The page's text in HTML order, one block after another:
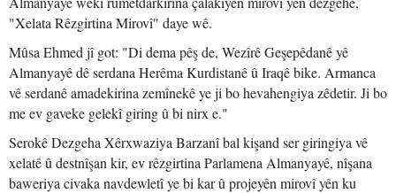
"Xelata Rêzgirtina Mirovî" daye wê.
Mûsa Ehmed jî got: "Di dema pêş de, Wezîrê Geşepêdanê yê
Almanyayê dê serdana Herêma Kurdistanê û Iraqê bike. Armanca
vê serdanê amadekirina zemînekê ye ji bo hevahengiya zêdetir. Ji bo
me ev gaveke gelekî giring û bi nirx e."
Serokê Dezgeha Xêrxwaziya Barzanî bal kişand ser giringiya vê
xelatê û destnîşan kir, ev rêzgirtina Parlamena Almanyayê, nîşana
baweriya civaka navdewletî ye bi kar û projeyên mirovî yên ku